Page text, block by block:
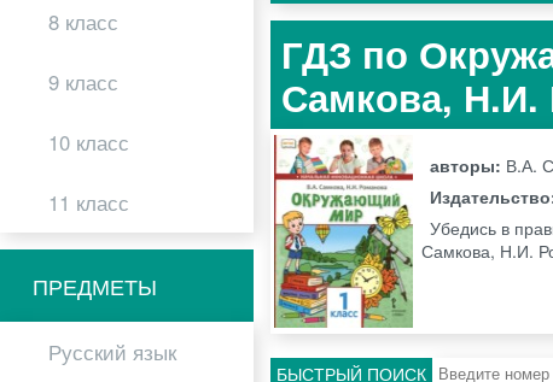
8 класс
9 класс
10 класс
11 класс
ПРЕДМЕТЫ
Русский язык
ГДЗ по
Самкова,
авторы: В.А.
Убедись в
Самкова, Н.И.
БЫСТРЫЙ ПОИСК